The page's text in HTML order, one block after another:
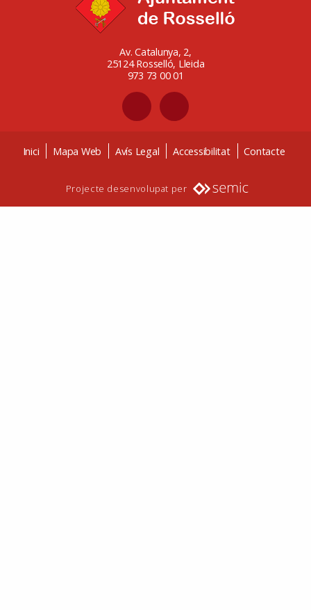
Av. Catalunya, 2,
25124 Rosselló, Lleida
973 73 00 01
Inici Mapa Web Avís Legal Accessibilitat Contacte
Projecte desenvolupat per